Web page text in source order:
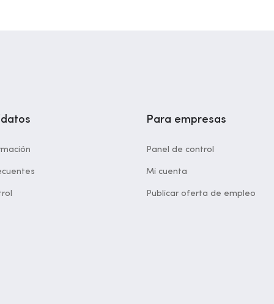
Para empresas
Panel de control
Mi cuenta
Publicar oferta de empleo